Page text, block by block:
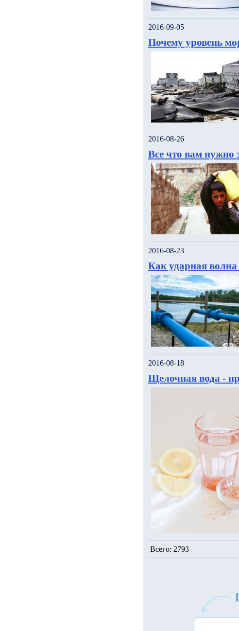
2016-09-05
Почему уровень
2016-08-26
Все что вам нужно
2016-08-23
Как ударная волна
2016-08-18
Щелочная вода -
Всего: 2793